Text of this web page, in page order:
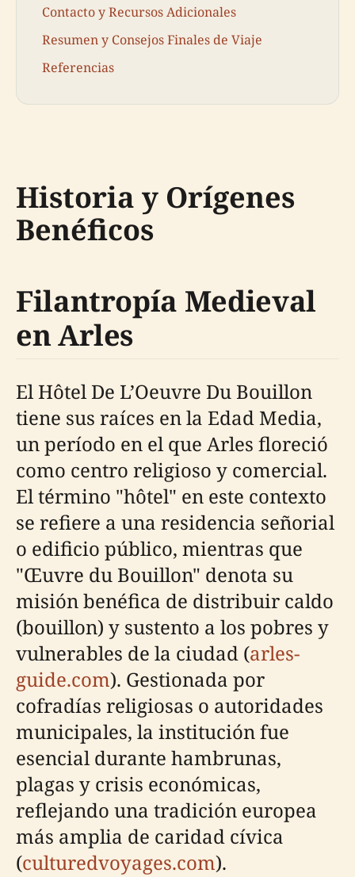
Contacto y Recursos Adicionales
Resumen y Consejos Finales de Viaje
Referencias
Historia y Orígenes
Benéficos
Filantropía Medieval
en Arles
El Hôtel De L’Oeuvre Du Bouillon
tiene sus raíces en la Edad Media,
un período en el que Arles floreció
como centro religioso y comercial.
El término "hôtel" en este contexto
se refiere a una residencia señorial
o edificio público, mientras que
"Œuvre du Bouillon" denota su
misión benéfica de distribuir caldo
(bouillon) y sustento a los pobres y
vulnerables de la ciudad (arles-
guide.com). Gestionada por
cofradías religiosas o autoridades
municipales, la institución fue
esencial durante hambrunas,
plagas y crisis económicas,
reflejando una tradición europea
más amplia de caridad cívica
(culturedvoyages.com).